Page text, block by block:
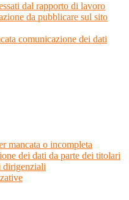
dal rapporto di lavoro
da pubblicare sul sito
comunicazione dei dati
mancata o incompleta
dei dati da parte dei titolari
dirigenziali